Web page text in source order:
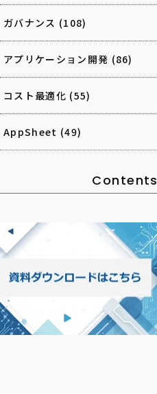
ガバナンス (108)
アプリケーション開発 (86)
コスト最適化 (55)
AppSheet (49)
Contents